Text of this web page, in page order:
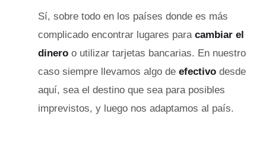
Sí, sobre todo en los países donde es más
complicado encontrar lugares para cambiar el
dinero o utilizar tarjetas bancarias. En nuestro
caso siempre llevamos algo de efectivo desde
aquí, sea el destino que sea para posibles
imprevistos, y luego nos adaptamos al país.